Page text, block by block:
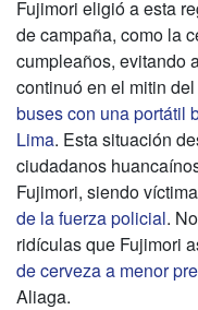
Fujimori eligió a esta
de campaña, como la
cumpleaños, evitando
continuó en el mitin
buses con una portátil
Lima. Esta situación
ciudadanos
Fujimori, siendo
de la fuerza policial.
ridículas que Fujimori
de cerveza a menor
Aliaga.